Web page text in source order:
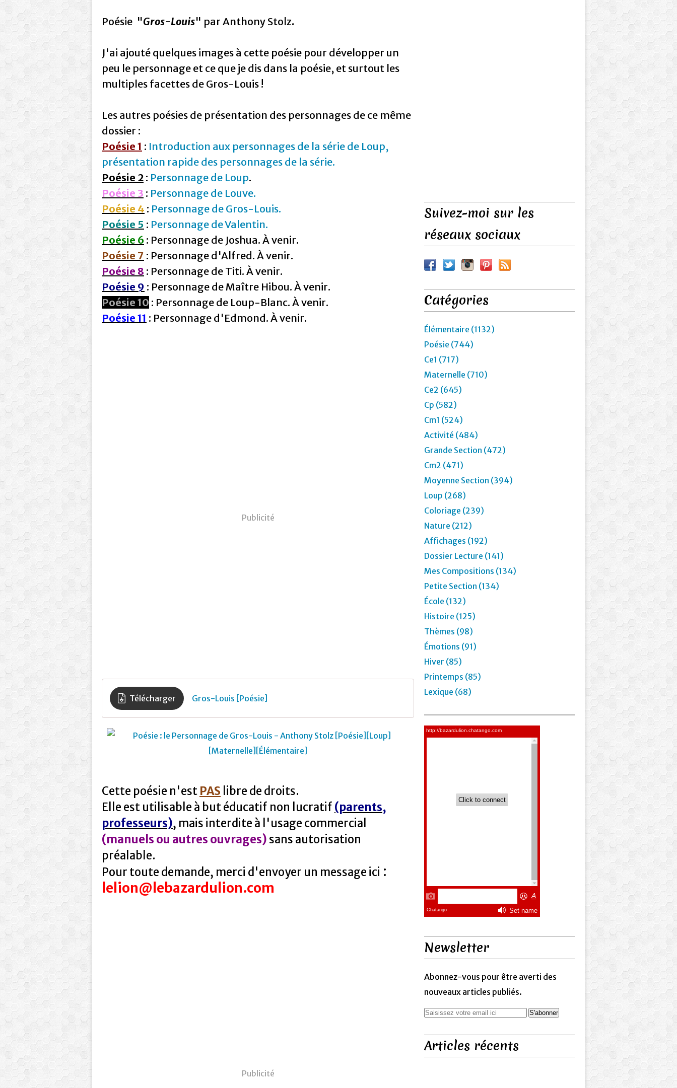
Poésie "Gros-Louis" par Anthony Stolz.
J'ai ajouté quelques images à cette poésie pour développer un
peu le personnage et ce que je dis dans la poésie, et surtout les
multiples facettes de Gros-Louis !
Les autres poésies de présentation des personnages de ce même
dossier :
Poésie 1 : Introduction aux personnages de la série de Loup,
présentation rapide des personnages de la série.
Poésie 2 : Personnage de Loup.
Poésie 3 : Personnage de Louve.
Poésie 4 : Personnage de Gros-Louis.
Poésie 5 : Personnage de Valentin.
Poésie 6 : Personnage de Joshua. À venir.
Poésie 7 : Personnage d'Alfred. À venir.
Poésie 8 : Personnage de Titi. À venir.
Poésie 9 : Personnage de Maître Hibou. À venir.
Poésie 10 : Personnage de Loup-Blanc. À venir.
Poésie 11 : Personnage d'Edmond. À venir.
Publicité
Télécharger Gros-Louis [Poésie]
Cette poésie n'est PAS libre de droits.
Elle est utilisable à but éducatif non lucratif (parents,
professeurs), mais interdite à l'usage commercial
(manuels ou autres ouvrages) sans autorisation
préalable.
Pour toute demande, merci d'envoyer un message ici :
lelion@lebazardulion.com
Publicité
Suivez-moi sur les
réseaux sociaux
Catégories
Élémentaire (1132)
Poésie (744)
Ce1 (717)
Maternelle (710)
Ce2 (645)
Cp (582)
Cm1 (524)
Activité (484)
Grande Section (472)
Cm2 (471)
Moyenne Section (394)
Loup (268)
Coloriage (239)
Nature (212)
Affichages (192)
Dossier Lecture (141)
Mes Compositions (134)
Petite Section (134)
École (132)
Histoire (125)
Thèmes (98)
Émotions (91)
Hiver (85)
Printemps (85)
Lexique (68)
Newsletter
Abonnez-vous pour être averti des
nouveaux articles publiés.
Articles récents